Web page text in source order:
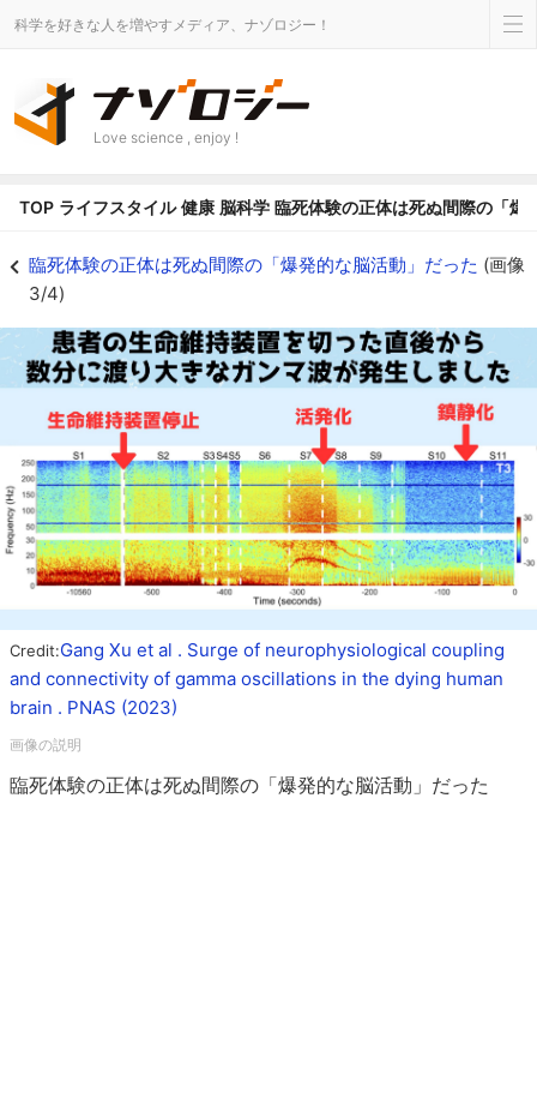
科学を好きな人を増やすメディア、ナゾロジー！
Love science , enjoy !
TOP ライフスタイル 健康 脳科学 臨死体験の正体は死ぬ間際の「爆
臨死体験の正体は死ぬ間際の「爆発的な脳活動」だった (画像
3/4)
Credit:Gang Xu et al . Surge of neurophysiological coupling
and connectivity of gamma oscillations in the dying human
brain . PNAS (2023)
臨死体験の正体は死ぬ間際の「爆発的な脳活動」だった